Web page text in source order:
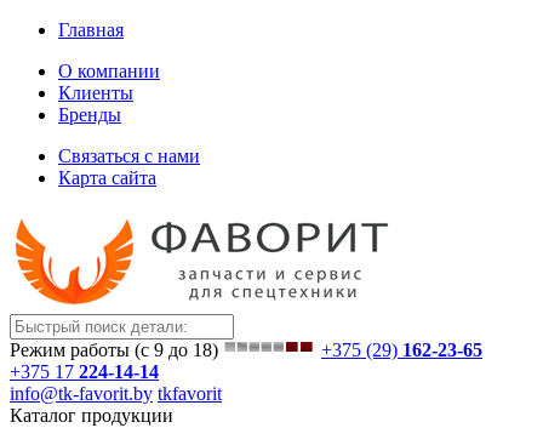
Главная
О компании
Клиенты
Бренды
Связаться с нами
Карта сайта
Режим работы (с 9 до 18) +375 (29) 162-23-65
+375 17 224-14-14
info@tk-favorit.by tkfavorit
Каталог продукции